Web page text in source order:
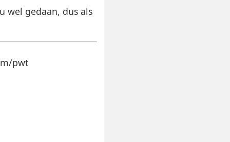
wel gedaan, dus als
pwt